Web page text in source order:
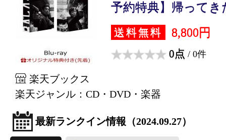
予約特典】帰ってき
送料無料 8,800円
0点 / 0件
楽天ブックス
楽天ジャンル：CD・DVD・楽器
最新ランクイン情報（2024.09.27）